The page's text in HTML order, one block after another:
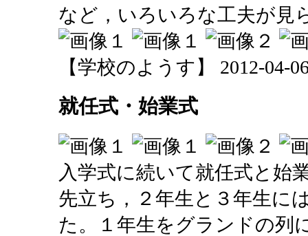
など，いろいろな工夫が見
【学校のようす】 2012-04-
就任式・始業式
入学式に続いて就任式と始
先立ち，２年生と３年生に
た。１年生をグランドの列